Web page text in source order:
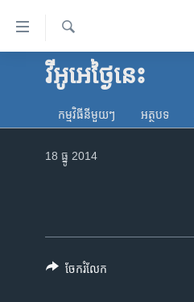
ទៅ​
គេហទំព័រ​
ទាក់ទង
និង​អាមេរិក
ទូរទស្សន៍ / វីដេអូ​
ស្វែង​
រក
វីអូអេថ្ងៃនេះ
កម្មវិធី​នីមួយៗ អត្ថបទ​
18 ធ្នូ 2014
ចែករំលែក